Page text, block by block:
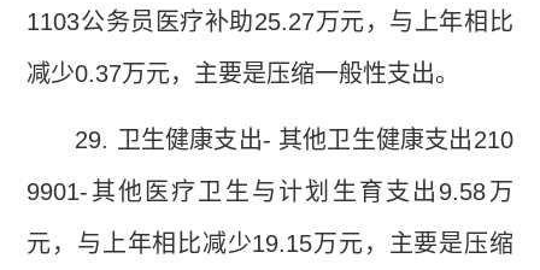
1103公务员医疗补助25.27万元，与上年相比
减少0.37万元，主要是压缩一般性支出。
29. 卫生健康支出- 其他卫生健康支出210
9901- 其他医疗卫生与计划生育支出 9.58万
元，与上年相比减少19.15万元，主要是压缩